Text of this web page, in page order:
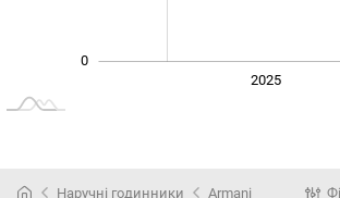
0
2025
Наручні годинники Armani